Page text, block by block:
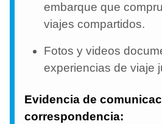
embarque que
viajes compartidos.
Fotos y videos
experiencias de viaje
Evidencia de
correspondencia: